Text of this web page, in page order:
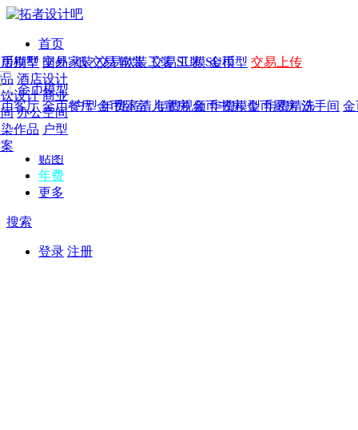
首页
发现
年费 作品 图纸 交易 软装 工装 SU模 金币
年费版块
费图纸 年费户型 年费高清 年费视频 年费模型 年费精选
作品
别墅 国外
酒店设计
设计 商业
办公空间
作品 户型
模型
模型 交易家装 交易软装 交易工装 SU模型 交易上传
金币模型
客厅 金币餐厅 金币卧室 儿童房 金币书房 金币厨房 洗手间 金
CAD
概念
贴图
年费
更多
搜索
登录 注册